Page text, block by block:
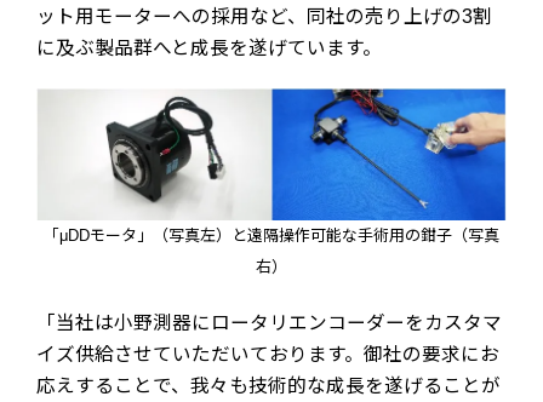
ット用モーターへの採用など、同社の売り上げの3割
に及ぶ製品群へと成長を遂げています。
「μDDモータ」（写真左）と遠隔操作可能な手術用の鉗子（写真
右）
「当社は小野測器にロータリエンコーダーをカスタマ
イズ供給させていただいております。御社の要求にお
応えすることで、我々も技術的な成長を遂げることが